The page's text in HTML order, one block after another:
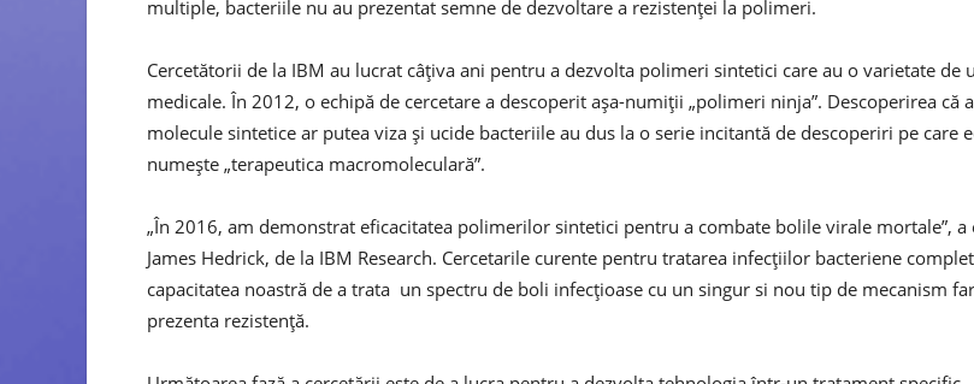
multiple, bacteriile nu au prezentat semne de dezvoltare a rezistenței la polimeri.
Cercetătorii de la IBM au lucrat câțiva ani pentru a dezvolta polimeri sintetici care au o varietate de
medicale. În 2012, o echipă de cercetare a descoperit așa-numiții „polimeri ninja”. Descoperirea că
molecule sintetice ar putea viza și ucide bacteriile au dus la o serie incitantă de descoperiri pe care
numește „terapeutica macromoleculară”.
„În 2016, am demonstrat eficacitatea polimerilor sintetici pentru a combate bolile virale mortale”, a
James Hedrick, de la IBM Research. Cercetarile curente pentru tratarea infecțiilor bacteriene
capacitatea noastră de a trata un spectru de boli infecțioase cu un singur si nou tip de mecanism
prezenta rezistență.